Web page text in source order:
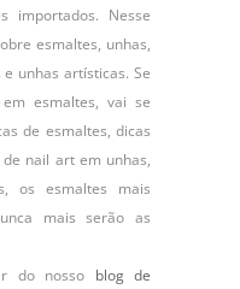
importados. Nesse
esmaltes, unhas,
unhas artísticas. Se
esmaltes, vai se
de esmaltes, dicas
nail art em unhas,
os esmaltes mais
mais serão as
do nosso blog de